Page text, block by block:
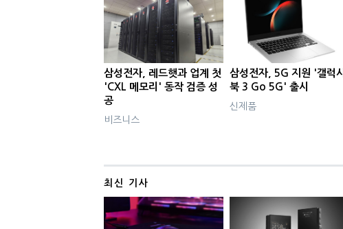
삼성전자, 레드햇과 업계 첫
'CXL 메모리' 동작 검증 성
공
비즈니스
삼성전자, 5G 지원 '갤럭시
북 3 Go 5G' 출시
신제품
최신 기사